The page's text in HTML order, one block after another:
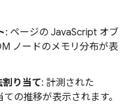
: ページの JavaScript オブ
ノードのメモリ分布が表
割り当て: 計測された
の推移が表示されます。